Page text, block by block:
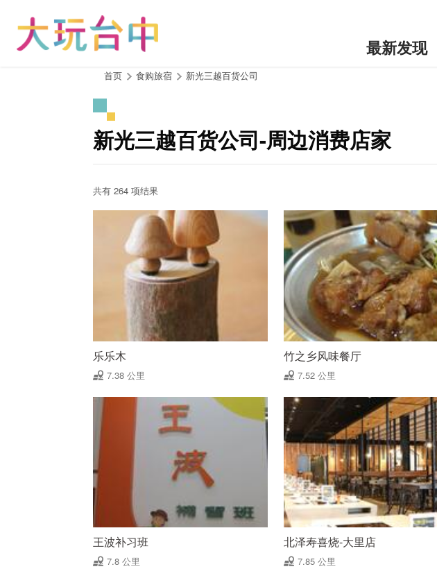
最新发现
首页 食购旅宿 新光三越百货公司
新光三越百货公司-周边消费店家
共有 264 项结果
乐乐木
7.38 公里
竹之乡风味餐厅
7.52 公里
王波补习班
7.8 公里
北泽寿喜烧-大里店
7.85 公里